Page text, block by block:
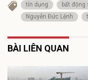
tín dụng bất động
Nguyễn Đức Lệnh
BÀI LIÊN QUAN